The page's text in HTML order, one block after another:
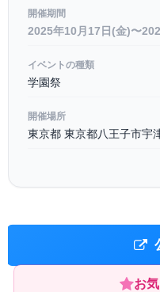
開催期間
2025年10月17日(金)〜
イベントの種類
学園祭
開催場所
東京都 東京都八王子市宇
お